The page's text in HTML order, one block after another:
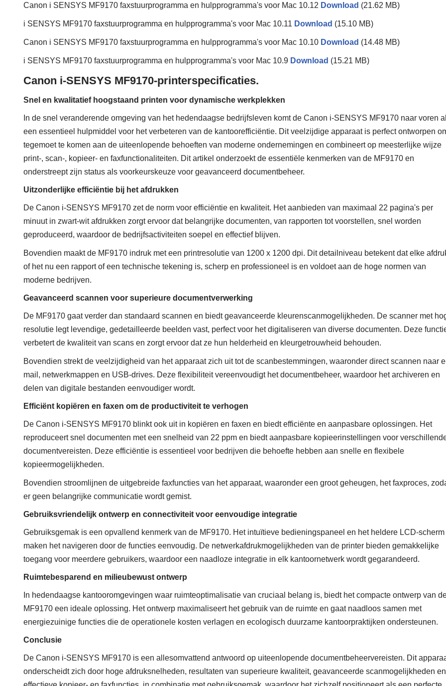
Canon i SENSYS MF9170 faxstuurprogramma en hulpprogramma's voor Mac 10.12 Download (21.62 MB)
i SENSYS MF9170 faxstuurprogramma en hulpprogramma's voor Mac 10.11 Download (15.10 MB)
Canon i SENSYS MF9170 faxstuurprogramma en hulpprogramma's voor Mac 10.10 Download (14.48 MB)
i SENSYS MF9170 faxstuurprogramma en hulpprogramma's voor Mac 10.9 Download (15.21 MB)
Canon i-SENSYS MF9170-printerspecificaties.
Snel en kwalitatief hoogstaand printen voor dynamische werkplekken
In de snel veranderende omgeving van het hedendaagse bedrijfsleven komt de Canon i-SENSYS MF9170 naar voren
een essentieel hulpmiddel voor het verbeteren van de kantoorefficiëntie. Dit veelzijdige apparaat is perfect ontworpen
tegemoet te komen aan de uiteenlopende behoeften van moderne ondernemingen en combineert op meesterlijke wijze
print-, scan-, kopieer- en faxfunctionaliteiten. Dit artikel onderzoekt de essentiële kenmerken van de MF9170 en
onderstreept zijn status als voorkeurskeuze voor geavanceerd documentbeheer.
Uitzonderlijke efficiëntie bij het afdrukken
De Canon i-SENSYS MF9170 zet de norm voor efficiëntie en kwaliteit. Het aanbieden van maximaal 22 pagina's per
minuut in zwart-wit afdrukken zorgt ervoor dat belangrijke documenten, van rapporten tot voorstellen, snel worden
geproduceerd, waardoor de bedrijfsactiviteiten soepel en effectief blijven.
Bovendien maakt de MF9170 indruk met een printresolutie van 1200 x 1200 dpi. Dit detailniveau betekent dat elke
of het nu een rapport of een technische tekening is, scherp en professioneel is en voldoet aan de hoge normen van
moderne bedrijven.
Geavanceerd scannen voor superieure documentverwerking
De MF9170 gaat verder dan standaard scannen en biedt geavanceerde kleurenscanmogelijkheden. De scanner met
resolutie legt levendige, gedetailleerde beelden vast, perfect voor het digitaliseren van diverse documenten. Deze
verbetert de kwaliteit van scans en zorgt ervoor dat ze hun helderheid en kleurgetrouwheid behouden.
Bovendien strekt de veelzijdigheid van het apparaat zich uit tot de scanbestemmingen, waaronder direct scannen naar
mail, netwerkmappen en USB-drives. Deze flexibiliteit vereenvoudigt het documentbeheer, waardoor het archiveren en
delen van digitale bestanden eenvoudiger wordt.
Efficiënt kopiëren en faxen om de productiviteit te verhogen
De Canon i-SENSYS MF9170 blinkt ook uit in kopiëren en faxen en biedt efficiënte en aanpasbare oplossingen. Het
reproduceert snel documenten met een snelheid van 22 ppm en biedt aanpasbare kopieerinstellingen voor
documentvereisten. Deze efficiëntie is essentieel voor bedrijven die behoefte hebben aan snelle en flexibele
kopieermogelijkheden.
Bovendien stroomlijnen de uitgebreide faxfuncties van het apparaat, waaronder een groot geheugen, het faxproces,
er geen belangrijke communicatie wordt gemist.
Gebruiksvriendelijk ontwerp en connectiviteit voor eenvoudige integratie
Gebruiksgemak is een opvallend kenmerk van de MF9170. Het intuïtieve bedieningspaneel en het heldere LCD-scherm
maken het navigeren door de functies eenvoudig. De netwerkafdrukmogelijkheden van de printer bieden gemakkelijke
toegang voor meerdere gebruikers, waardoor een naadloze integratie in elk kantoornetwerk wordt gegarandeerd.
Ruimtebesparend en milieubewust ontwerp
In hedendaagse kantooromgevingen waar ruimteoptimalisatie van cruciaal belang is, biedt het compacte ontwerp van
MF9170 een ideale oplossing. Het ontwerp maximaliseert het gebruik van de ruimte en gaat naadloos samen met
energiezuinige functies die de operationele kosten verlagen en ecologisch duurzame kantoorpraktijken ondersteunen.
Conclusie
De Canon i-SENSYS MF9170 is een allesomvattend antwoord op uiteenlopende documentbeheervereisten. Dit
onderscheidt zich door hoge afdruksnelheden, resultaten van superieure kwaliteit, geavanceerde scanmogelijkheden en